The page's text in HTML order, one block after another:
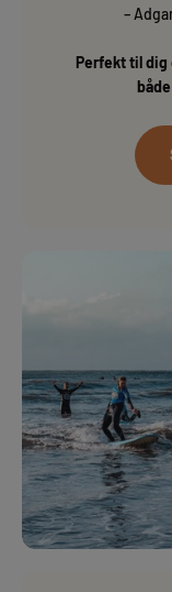
–
Perfekt til dig